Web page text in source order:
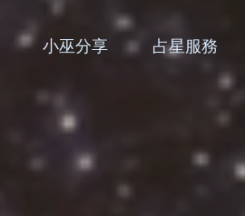
小巫分享 占星服務